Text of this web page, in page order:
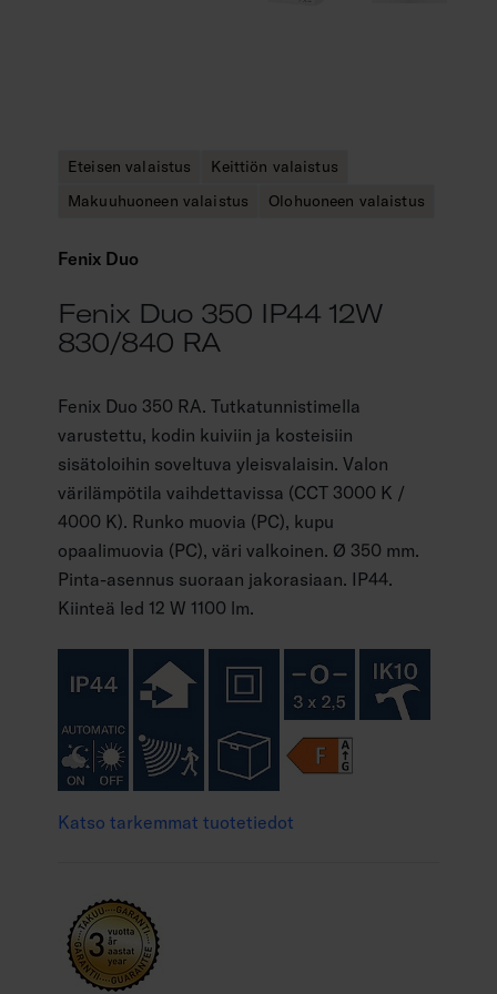
Eteisen valaistus
Keittiön valaistus
Makuuhuoneen valaistus
Olohuoneen valaistus
Fenix Duo
Fenix Duo 350 IP44 12W
830/840 RA
Fenix Duo 350 RA. Tutkatunnistimella
varustettu, kodin kuiviin ja kosteisiin
sisätoloihin soveltuva yleisvalaisin. Valon
värilämpötila vaihdettavissa (CCT 3000 K /
4000 K). Runko muovia (PC), kupu
opaalimuovia (PC), väri valkoinen. Ø 350 mm.
Pinta-asennus suoraan jakorasiaan. IP44.
Kiinteä led 12 W 1100 lm.
Katso tarkemmat tuotetiedot